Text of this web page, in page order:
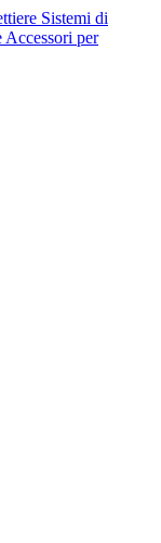
Sistemi di
Accessori per